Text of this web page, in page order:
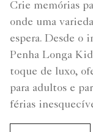
Crie memórias
onde uma
espera. Desde o
Penha Longa
toque de luxo,
para adultos e
férias